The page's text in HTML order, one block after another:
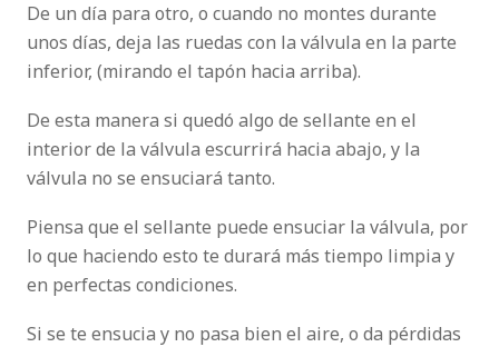
De un día para otro, o cuando no montes durante
unos días, deja las ruedas con la válvula en la parte
inferior, (mirando el tapón hacia arriba).
De esta manera si quedó algo de sellante en el
interior de la válvula escurrirá hacia abajo, y la
válvula no se ensuciará tanto.
Piensa que el sellante puede ensuciar la válvula, por
lo que haciendo esto te durará más tiempo limpia y
en perfectas condiciones.
Si se te ensucia y no pasa bien el aire, o da pérdidas